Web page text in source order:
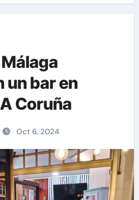
un bar en
Coruña
Oct 6, 2024